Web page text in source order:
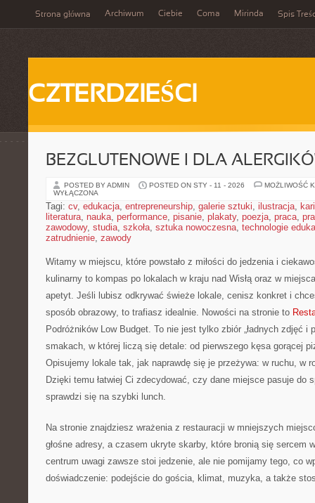
Strona główna Archiwum Ciebie Coma Mirinda Spis
CZTERDZIEŚCI
BEZGLUTENOWE I DLA
POSTED BY ADMIN POSTED ON STY - 11 - 2026
MOŻLIWOŚĆ
WYŁĄCZONA
Tagi: cv, edukacja, entrepreneurship, galerie sztuki, ilustracja,
literatura, nauka, performance, pisanie, plakaty, poezja, praca,
zawodowy, studia, szkoła, sztuka nowoczesna, technologie
zatrudnienie, zawody
Witamy w miejscu, które powstało z miłości do jedzenia i
kulinarny to kompas po lokalach w kraju nad Wisłą oraz w
apetyt. Jeśli lubisz odkrywać świeże lokale, cenisz konkret i
sposób obrazowy, to trafiasz idealnie. Nowości na stronie to
Podróżników Low Budget. To nie jest tylko zbiór „ładnych zdjęć i
smakach, w której liczą się detale: od pierwszego kęsa gorącej
Opisujemy lokale tak, jak naprawdę się je przeżywa: w ruchu, w
Dzięki temu łatwiej Ci zdecydować, czy dane miejsce pasuje do
sprawdzi się na szybki lunch.
Na stronie znajdziesz wrażenia z restauracji w mniejszych
głośne adresy, a czasem ukryte skarby, które bronią się sercem
centrum uwagi zawsze stoi jedzenie, ale nie pomijamy tego, co
doświadczenie: podejście do gościa, klimat, muzyka, a także